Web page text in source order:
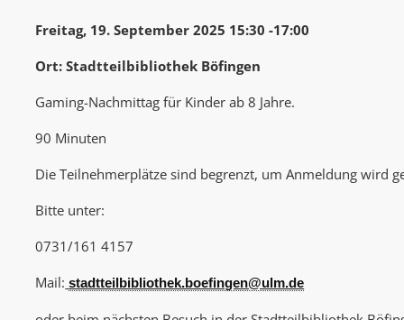
Freitag, 19. September 2025 15:30 -17:00
Ort: Stadtteilbibliothek Böfingen
Gaming-Nachmittag für Kinder ab 8 Jahre.
90 Minuten
Die Teilnehmerplätze sind begrenzt, um Anmeldung wird
Bitte unter:
0731/161 4157
Mail: stadtteilbibliothek.boefingen@ulm.de